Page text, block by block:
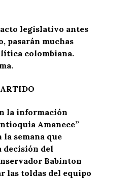
acto legislativo antes
pasarán muchas
colombiana.
la información
Amanece”
semana que
del
Babinton
las toldas del equipo